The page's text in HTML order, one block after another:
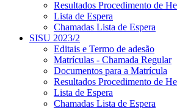
Resultados Procedimento de
Lista de Espera
Chamadas Lista de Espera
SISU 2023/2
Editais e Termo de adesão
Matrículas - Chamada Regular
Documentos para a Matrícula
Resultados Procedimento de
Lista de Espera
Chamadas Lista de Espera